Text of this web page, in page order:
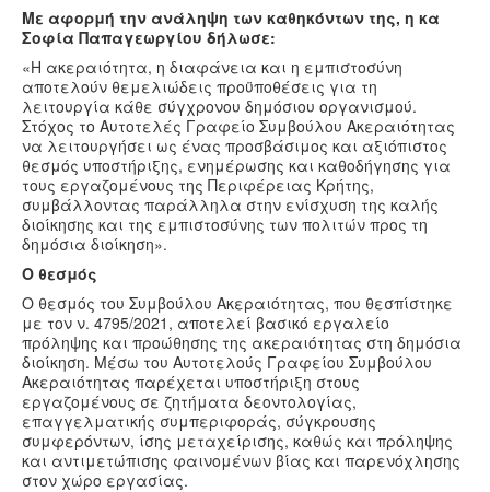
Με αφορμή την ανάληψη των καθηκόντων της, η κα
Σοφία Παπαγεωργίου δήλωσε:
«Η ακεραιότητα, η διαφάνεια και η εμπιστοσύνη
αποτελούν θεμελιώδεις προϋποθέσεις για τη
λειτουργία κάθε σύγχρονου δημόσιου οργανισμού.
Στόχος το Αυτοτελές Γραφείο Συμβούλου Ακεραιότητας
να λειτουργήσει ως ένας προσβάσιμος και αξιόπιστος
θεσμός υποστήριξης, ενημέρωσης και καθοδήγησης για
τους εργαζομένους της Περιφέρειας Κρήτης,
συμβάλλοντας παράλληλα στην ενίσχυση της καλής
διοίκησης και της εμπιστοσύνης των πολιτών προς τη
δημόσια διοίκηση».
Ο θεσμός
Ο θεσμός του Συμβούλου Ακεραιότητας, που θεσπίστηκε
με τον ν. 4795/2021, αποτελεί βασικό εργαλείο
πρόληψης και προώθησης της ακεραιότητας στη δημόσια
διοίκηση. Μέσω του Αυτοτελούς Γραφείου Συμβούλου
Ακεραιότητας παρέχεται υποστήριξη στους
εργαζομένους σε ζητήματα δεοντολογίας,
επαγγελματικής συμπεριφοράς, σύγκρουσης
συμφερόντων, ίσης μεταχείρισης, καθώς και πρόληψης
και αντιμετώπισης φαινομένων βίας και παρενόχλησης
στον χώρο εργασίας.